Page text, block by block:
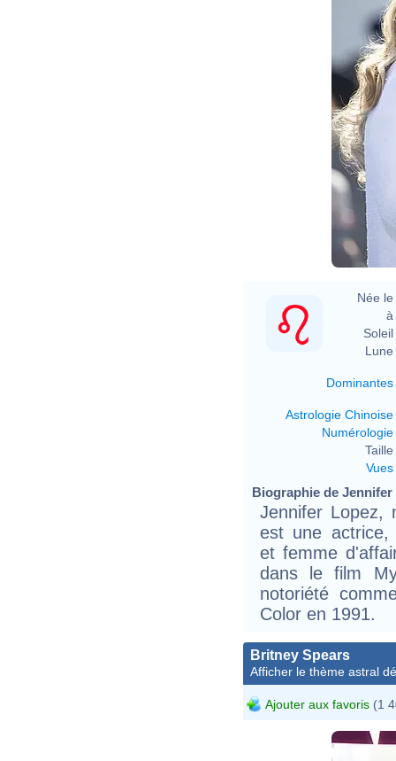
Née le
à
Soleil
Lune
Dominantes
Astrologie Chinoise
Numérologie
Taille
Vues
Biographie de
Jennifer Lopez,
est une actrice,
et femme
dans le film
notoriété
Color en 1991.
Britney Spears
Afficher le thème astral
Ajouter aux favoris (1